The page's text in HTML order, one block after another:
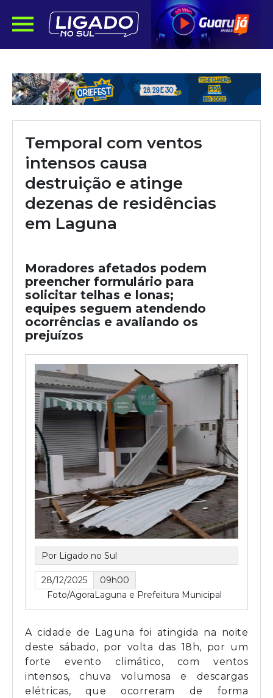
Temporal com ventos
intensos causa
destruição e atinge
dezenas de residências
em Laguna
Moradores afetados podem
preencher formulário para
solicitar telhas e lonas;
equipes seguem atendendo
ocorrências e avaliando os
prejuízos
Por Ligado no Sul
28/12/2025
09h00
Foto/AgoraLaguna e Prefeitura Municipal
A cidade de Laguna foi atingida na noite
deste sábado, por volta das 18h, por um
forte evento climático, com ventos
intensos, chuva volumosa e descargas
elétricas, que ocorreram de forma